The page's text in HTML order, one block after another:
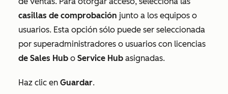
casillas de comprobación junto a los equipos o
usuarios. Esta opción sólo puede ser seleccionada
por superadministradores o usuarios con licencias
de Sales Hub o Service Hub asignadas.
Haz clic en Guardar.